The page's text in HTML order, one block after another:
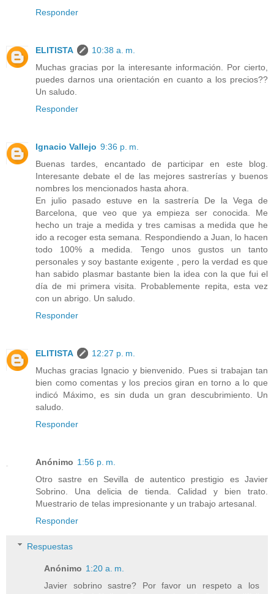
Responder
ELITISTA
10:38 a. m.
Muchas gracias por la interesante información. Por cierto,
puedes darnos una orientación en cuanto a los precios??
Un saludo.
Responder
Ignacio Vallejo 9:36 p. m.
Buenas tardes, encantado de participar en este blog.
Interesante debate el de las mejores sastrerías y buenos
nombres los mencionados hasta ahora.
En julio pasado estuve en la sastrería De la Vega de
Barcelona, que veo que ya empieza ser conocida. Me
hecho un traje a medida y tres camisas a medida que he
ido a recoger esta semana. Respondiendo a Juan, lo hacen
todo 100% a medida. Tengo unos gustos un tanto
personales y soy bastante exigente , pero la verdad es que
han sabido plasmar bastante bien la idea con la que fui el
día de mi primera visita. Probablemente repita, esta vez
con un abrigo. Un saludo.
Responder
ELITISTA
12:27 p. m.
Muchas gracias Ignacio y bienvenido. Pues si trabajan tan
bien como comentas y los precios giran en torno a lo que
indicó Máximo, es sin duda un gran descubrimiento. Un
saludo.
Responder
Anónimo 1:56 p. m.
Otro sastre en Sevilla de autentico prestigio es Javier
Sobrino. Una delicia de tienda. Calidad y bien trato.
Muestrario de telas impresionante y un trabajo artesanal.
Responder
Respuestas
Anónimo 1:20 a. m.
Javier sobrino sastre? Por favor un respeto a los